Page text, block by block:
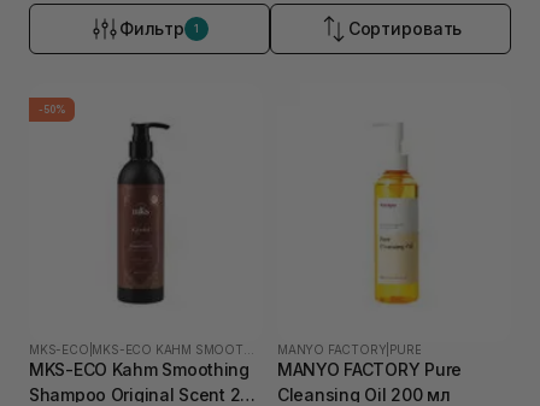
Фильтр 1 Сортировать
-50%
MKS-ECO
MKS-ECO Kahm Smoothing
Shampoo Original Scent 296
MANYO FACTORY PURE
MANYO FACTORY Pure
Cleansing Oil 200 мл